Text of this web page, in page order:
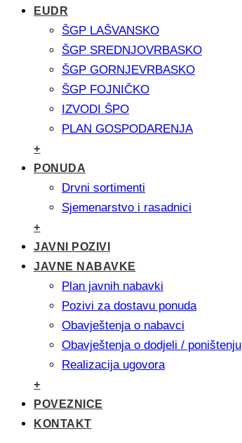
EUDR
ŠGP LAŠVANSKO
ŠGP SREDNJOVRBASKO
ŠGP GORNJEVRBASKO
ŠGP FOJNIČKO
IZVODI ŠPO
PLAN GOSPODARENJA
+
PONUDA
Drvni sortimenti
Sjemenarstvo i rasadnici
+
JAVNI POZIVI
JAVNE NABAVKE
Plan javnih nabavki
Pozivi za dostavu ponuda
Obavještenja o nabavci
Obavještenja o dodjeli / poništenju
Realizacija ugovora
+
POVEZNICE
KONTAKT